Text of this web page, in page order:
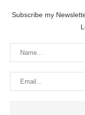
Subscribe my